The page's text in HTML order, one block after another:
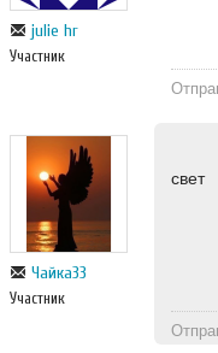
julie hr
Участник
Чайка33
Участник
свет